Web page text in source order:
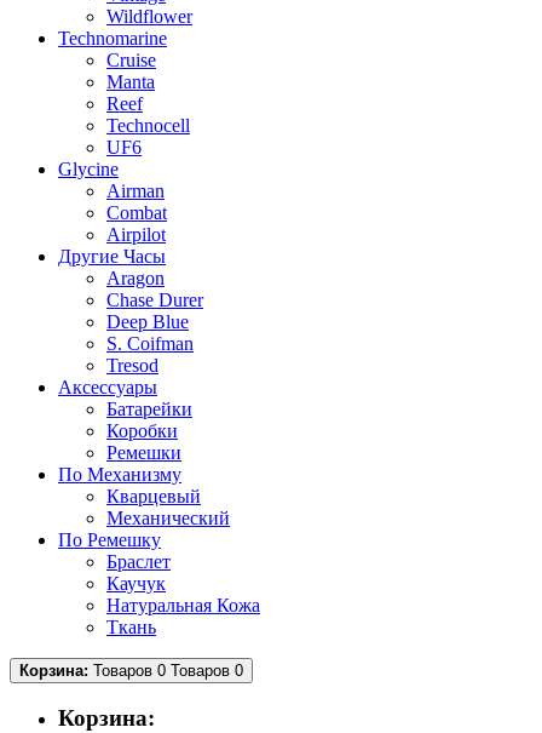
Wildflower
Technomarine
Cruise
Manta
Reef
Technocell
UF6
Glycine
Airman
Combat
Airpilot
Другие Часы
Aragon
Chase Durer
Deep Blue
S. Coifman
Tresod
Аксессуары
Батарейки
Коробки
Ремешки
По Механизму
Кварцевый
Механический
По Ремешку
Браслет
Каучук
Натуральная Кожа
Ткань
Корзина: Товаров 0 Товаров 0
Корзина: